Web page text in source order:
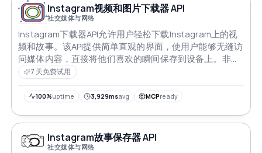
Instagram视频和图片下载器 API
社交媒体与网络
Instagram下载器API允许用户轻松下载Instagram上的视
频和故事。该API提供简单直观的界面，使用户能够无缝访
问媒体内容，直接将他们喜欢的瞬间保存到设备上。非常
适合希望增强其应用程序Instagram媒体检索功能的开发
轮播-任何Instagram媒体！ Instagram下载器API / 无水印
7 天免费试用
100%uptime 3,929msavg MCPready
Instagram故事保存器 API
社交媒体与网络